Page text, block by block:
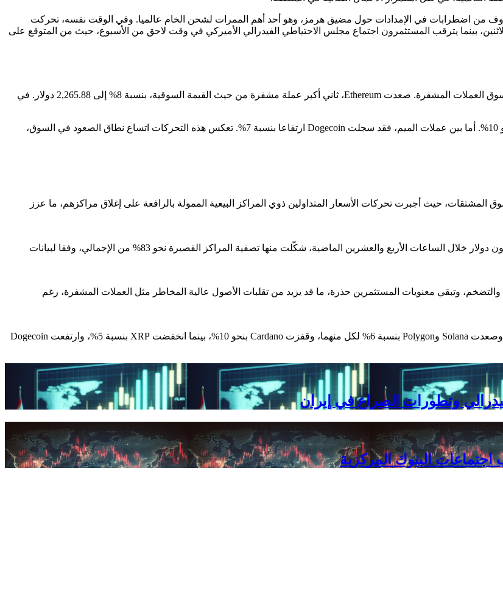
100 دولار للبرميل، مدعومة بمخاوف من اضطرابات في الإمدادات حول مضيق هرمز، وهو أحد أهم الممرات لشحن الخام عالميا. وفي الوقت نفسه، تحركت
بينما يترقب المستثمرون اجتماع مجلس الاحتياطي الفيدرالي الأميركي في وقت لاحق من الأسبوع، حيث من المتوقع على
شهدت معظم العملات البديلة ارتفاعات يوم الاثنين ضمن موجة ارتداد أوسع في سوق العملات المشفرة. صعدت Ethereum، ثاني أكبر عملة مشفرة من حيث القيمة السوقية، بنسبة 8% إلى 2,265.88 دولار. في
ارتفعت كل من Solana وPolygon بنسبة 6% لكل منهما، بينما قفزت Cardano بنحو 10%. أما بين عملات الميم، فقد سجلت Dogecoin ارتفاعا بنسبة 7%. تعكس هذه التحركات اتساع نطاق الصعود في السوق،
حيث أجبرت تحركات الأسعار المتداولين ذوي المراكز البيعية الممولة بالرافعة على إغلاق مراكزهم، ما عزز
الجواب: بلغت قيمة التصفية الإجمالية في سوق العملات المشفرة حوالي 344 مليون دولار خلال الساعات الأربع والعشرين الماضية، شكّلت منها تصفية المراكز القصيرة نحو 83% من الإجمالي، وفقا لبيانات
وتبقي معنويات المستثمرين حذرة، ما قد يزيد من تقلبات الأصول عالية المخاطر مثل العملات المشفرة، رغم
الجواب: سجلت معظم العملات البديلة مكاسب؛ إذ ارتفعت Ethereum بنسبة 8%، وصعدت Solana وPolygon بنسبة 6% لكل منهما، وقفزت Cardano بنحو 10%، بينما انخفضت XRP بنسبة 5%، وارتفعت Dogecoin
وتطورات الصراع في إيران
البنوك المركزية